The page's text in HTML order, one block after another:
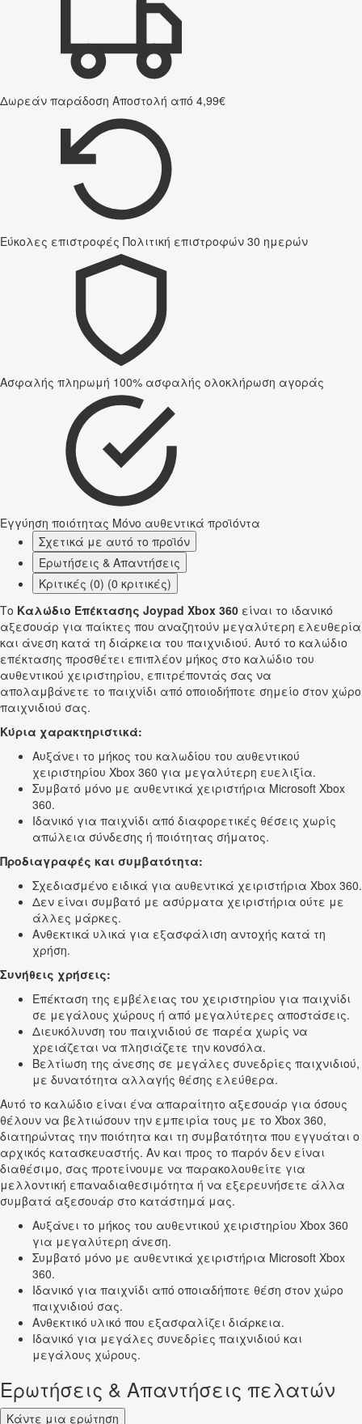
Δωρεάν παράδοση Αποστολή από 4,99€
Εύκολες επιστροφές Πολιτική επιστροφών 30 ημερών
Ασφαλής πληρωμή 100% ασφαλής ολοκλήρωση αγοράς
Εγγύηση ποιότητας Μόνο αυθεντικά προϊόντα
Σχετικά με αυτό το προϊόν
Ερωτήσεις & Απαντήσεις
Κριτικές (0) (0 κριτικές)
Το Καλώδιο Επέκτασης Joypad Xbox 360 είναι το ιδανικό
αξεσουάρ για παίκτες που αναζητούν μεγαλύτερη ελευθερία
και άνεση κατά τη διάρκεια του παιχνιδιού. Αυτό το καλώδιο
επέκτασης προσθέτει επιπλέον μήκος στο καλώδιο του
αυθεντικού χειριστηρίου, επιτρέποντάς σας να
απολαμβάνετε το παιχνίδι από οποιοδήποτε σημείο στον χώρο
παιχνιδιού σας.
Κύρια χαρακτηριστικά:
Αυξάνει το μήκος του καλωδίου του αυθεντικού
χειριστηρίου Xbox 360 για μεγαλύτερη ευελιξία.
Συμβατό μόνο με αυθεντικά χειριστήρια Microsoft Xbox
360.
Ιδανικό για παιχνίδι από διαφορετικές θέσεις χωρίς
απώλεια σύνδεσης ή ποιότητας σήματος.
Προδιαγραφές και συμβατότητα:
Σχεδιασμένο ειδικά για αυθεντικά χειριστήρια Xbox 360.
Δεν είναι συμβατό με ασύρματα χειριστήρια ούτε με
άλλες μάρκες.
Ανθεκτικά υλικά για εξασφάλιση αντοχής κατά τη
χρήση.
Συνήθεις χρήσεις:
Επέκταση της εμβέλειας του χειριστηρίου για παιχνίδι
σε μεγάλους χώρους ή από μεγαλύτερες αποστάσεις.
Διευκόλυνση του παιχνιδιού σε παρέα χωρίς να
χρειάζεται να πλησιάζετε την κονσόλα.
Βελτίωση της άνεσης σε μεγάλες συνεδρίες παιχνιδιού,
με δυνατότητα αλλαγής θέσης ελεύθερα.
Αυτό το καλώδιο είναι ένα απαραίτητο αξεσουάρ για όσους
θέλουν να βελτιώσουν την εμπειρία τους με το Xbox 360,
διατηρώντας την ποιότητα και τη συμβατότητα που εγγυάται ο
αρχικός κατασκευαστής. Αν και προς το παρόν δεν είναι
διαθέσιμο, σας προτείνουμε να παρακολουθείτε για
μελλοντική επαναδιαθεσιμότητα ή να εξερευνήσετε άλλα
συμβατά αξεσουάρ στο κατάστημά μας.
Αυξάνει το μήκος του αυθεντικού χειριστηρίου Xbox 360
για μεγαλύτερη άνεση.
Συμβατό μόνο με αυθεντικά χειριστήρια Microsoft Xbox
360.
Ιδανικό για παιχνίδι από οποιαδήποτε θέση στον χώρο
παιχνιδιού σας.
Ανθεκτικό υλικό που εξασφαλίζει διάρκεια.
Ιδανικό για μεγάλες συνεδρίες παιχνιδιού και
μεγάλους χώρους.
Ερωτήσεις & Απαντήσεις πελατών
Κάντε μια ερώτηση